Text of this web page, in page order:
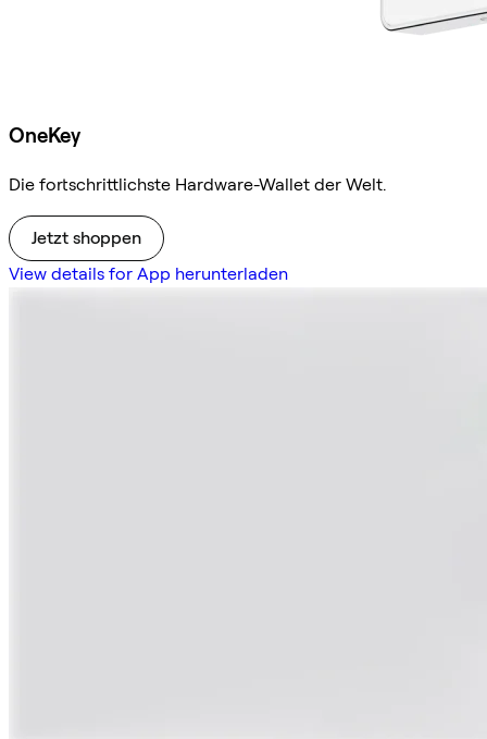
OneKey
Die fortschrittlichste Hardware-Wallet der Welt.
Jetzt shoppen
View details for App herunterladen